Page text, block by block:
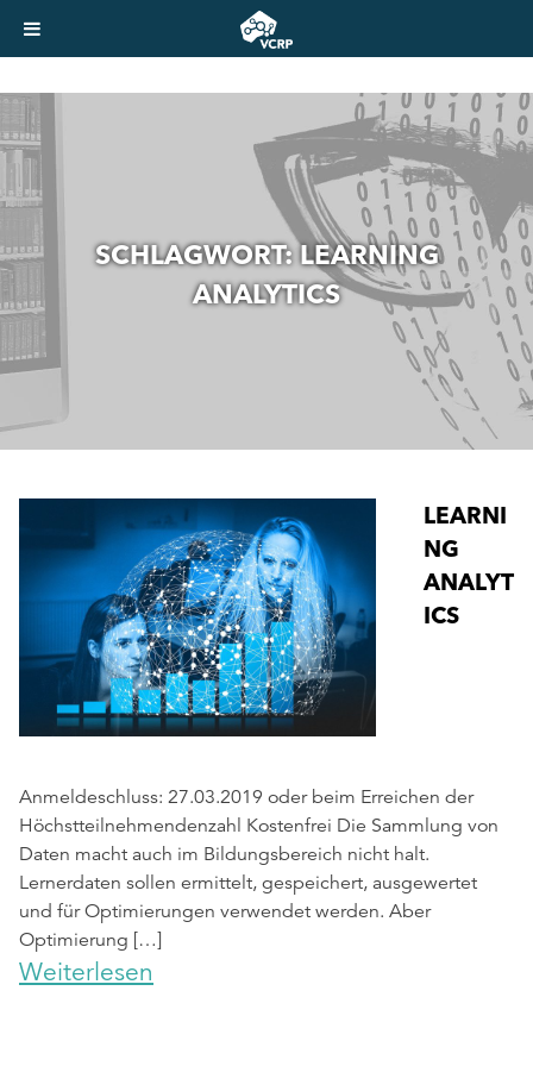
SCHLAGWORT: LEARNING
ANALYTICS
LEARNI
NG
ANALYT
ICS
Anmeldeschluss: 27.03.2019 oder beim Erreichen der
Höchstteilnehmendenzahl Kostenfrei Die Sammlung von
Daten macht auch im Bildungsbereich nicht halt.
Lernerdaten sollen ermittelt, gespeichert, ausgewertet
und für Optimierungen verwendet werden. Aber
Optimierung […]
Weiterlesen